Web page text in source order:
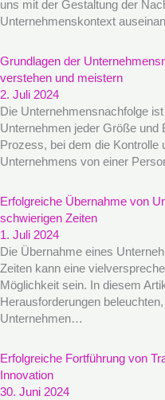
uns mit der Gestaltung der
Unternehmenskontext
Grundlagen der
verstehen und meistern
2. Juli 2024
Die Unternehmensnachfolge
Unternehmen jeder Größe und
Prozess, bei dem die Kontrolle
Unternehmens von einer
Erfolgreiche Übernahme von
schwierigen Zeiten
1. Juli 2024
Die Übernahme eines
Zeiten kann eine
Möglichkeit sein. In diesem
Herausforderungen
Unternehmen…
Erfolgreiche Fortführung von
Innovation
30. Juni 2024